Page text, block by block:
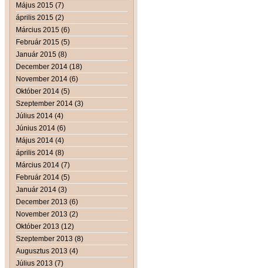
Május 2015 (7)
április 2015 (2)
Március 2015 (6)
Február 2015 (5)
Január 2015 (8)
December 2014 (18)
November 2014 (6)
Október 2014 (5)
Szeptember 2014 (3)
Július 2014 (4)
Június 2014 (6)
Május 2014 (4)
április 2014 (8)
Március 2014 (7)
Február 2014 (5)
Január 2014 (3)
December 2013 (6)
November 2013 (2)
Október 2013 (12)
Szeptember 2013 (8)
Augusztus 2013 (4)
Július 2013 (7)